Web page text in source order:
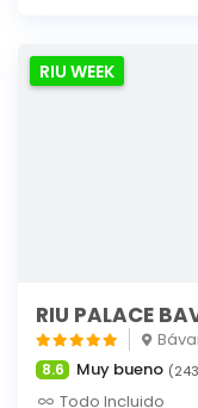
RIU WEEK
RIU PALACE
8.6 Muy bueno
Todo Incluido